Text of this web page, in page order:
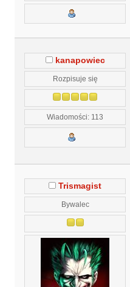
kanapowiec
Rozpisuje się
Wiadomości: 113
Trismagist
Bywalec